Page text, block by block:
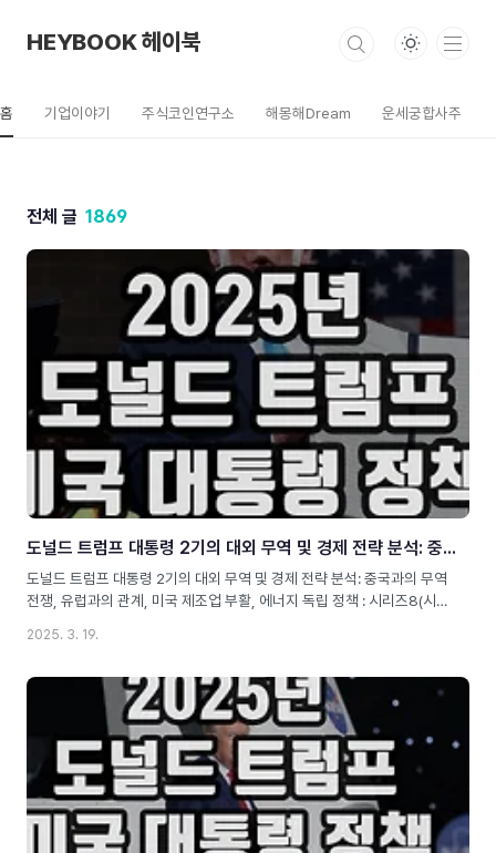
HEYBOOK 헤이북
홈 기업이야기 주식코인연구소 해몽해Dream 운세궁합사주
전체 글 1869
도널드 트럼프 대통령 2기의 대외 무역 및 경제 전략 분석: 중국과의 무역 전쟁, 유럽과의 관계, 미국 제조업 부활, 에너지 독립 정책 : 시리즈8
도널드 트럼프 대통령 2기의 대외 무역 및 경제 전략 분석: 중국과의 무역
전쟁, 유럽과의 관계, 미국 제조업 부활, 에너지 독립 정책 : 시리즈8(시
Slug: donald-trump-2nd-term-trade-and-economic-
전략 분석! 중국과의 무역 전쟁, 유럽과의 관계, 미국 제조업 부활, 에너
지 독립 정책 등을 심층적으로 다룹니다.Alt text image: 트럼프 2기의
대외 무역 및 경제 전략과 글로벌 경제 변화트럼프 2기: 대외 경제 정책의
방향성과 글로벌 무역 변화도널드 트럼프 대통령은 2기(2025~현재)에
들어서도 강력한..
2025. 3. 19.